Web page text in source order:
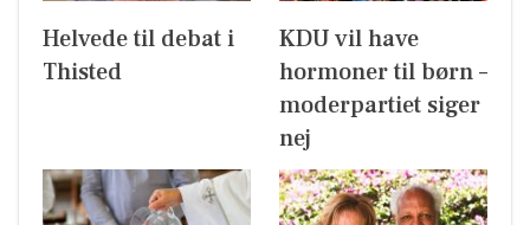
Helvede til debat i
Thisted
KDU vil have
hormoner til børn –
moderpartiet siger
nej